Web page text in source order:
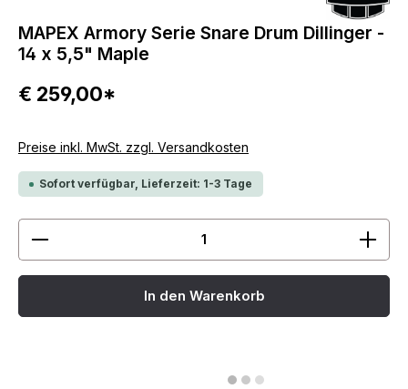
Durchschnittliche Bewertung von 0 von 5 Sternen
MAPEX Armory Serie Snare Drum Dillinger -
14 x 5,5" Maple
€ 259,00*
Preise inkl. MwSt. zzgl. Versandkosten
Sofort verfügbar, Lieferzeit: 1-3 Tage
Produkt Anzahl: Gib den gewünschten Wert ein
In den Warenkorb